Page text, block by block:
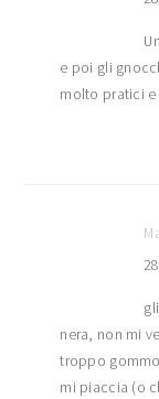
e poi gli
molto pratici e
nera, non mi
troppo
mi piaccia (o